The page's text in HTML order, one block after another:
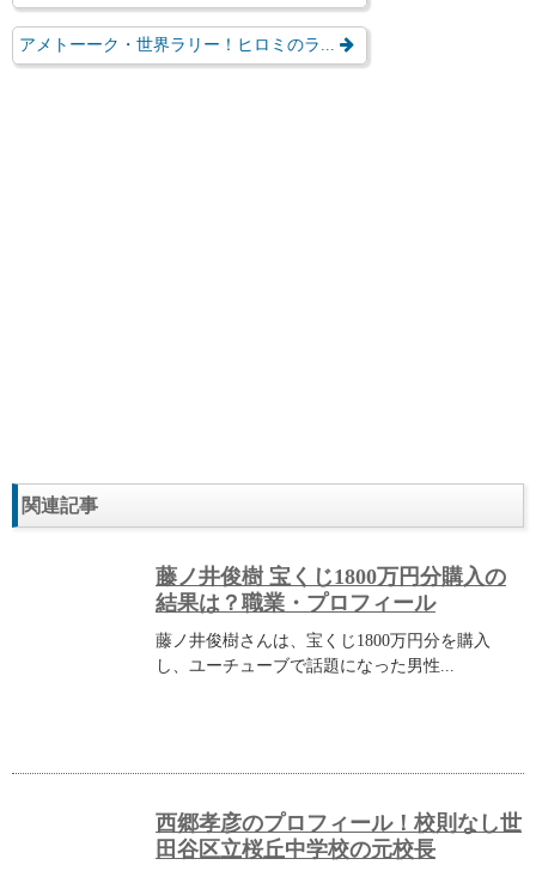
アメトーーク・世界ラリー！ヒロミのラ...
関連記事
藤ノ井俊樹 宝くじ1800万円分購入の
結果は？職業・プロフィール
藤ノ井俊樹さんは、宝くじ1800万円分を購入
し、ユーチューブで話題になった男性...
西郷孝彦のプロフィール！校則なし世
田谷区立桜丘中学校の元校長